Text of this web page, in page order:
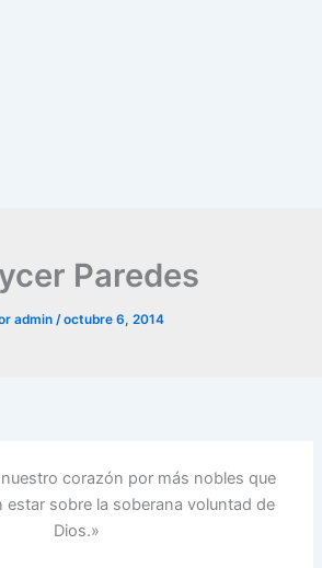
Paredes
admin /octubre 6, 2014
corazón por más nobles que
estar sobre la soberana voluntad de
Dios.»